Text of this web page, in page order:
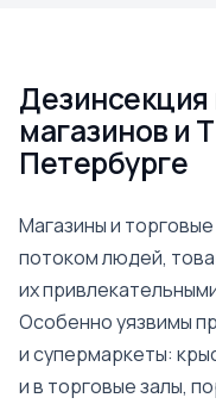
Дезинсекция
магазинов и
Петербурге
Магазины и
потоком людей,
их
Особенно уязвимы
и супермаркеты:
и в торговые залы,